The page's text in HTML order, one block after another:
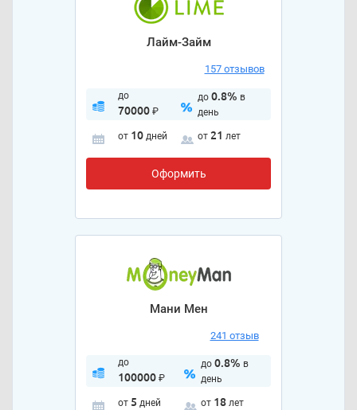
Лайм-Займ
157 отзывов
до
70000₽
до 0.8% в
день
от 10 дней от 21 лет
Оформить
Мани Мен
241 отзыв
до
100000₽
до 0.8% в
день
от 5 дней от 18 лет